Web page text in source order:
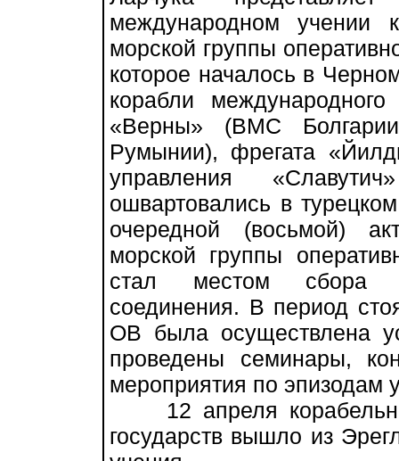
международном учении
морской группы
которое началось в
корабли
«Верны» (ВМС
Румынии), фрегата
управления
ошвартовались в
очередной (восьмой)
морской группы
стал местом сбора
соединения. В период
ОВ была осуществлена
проведены семинары,
мероприятия по эпизодам
12 апреля
государств вышло из